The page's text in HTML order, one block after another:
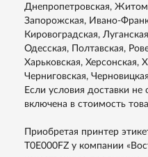
Днепропетровская,
Запорожская, Ивано-
Кировоградская,
Одесская, Полтавская,
Харьковская, Херсонская,
Черниговская,
Если условия доставки не
включена в стоимость
Приобретая принтер
T0E000FZ у компании